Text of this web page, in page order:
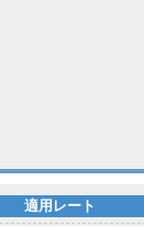
適用レート